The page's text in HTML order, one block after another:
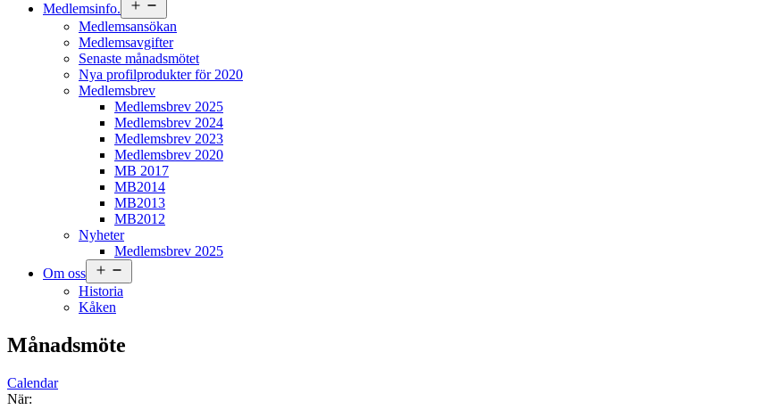
Medlemsinfo.
meny
Medlemsansökan
Medlemsavgifter
Senaste månadsmötet
Nya profilprodukter för 2020
Medlemsbrev
Medlemsbrev 2025
Medlemsbrev 2024
Medlemsbrev 2023
Medlemsbrev 2020
MB 2017
MB2014
MB2013
MB2012
Nyheter
Medlemsbrev 2025
Om oss
meny
Historia
Kåken
Månadsmöte
Calendar
När: